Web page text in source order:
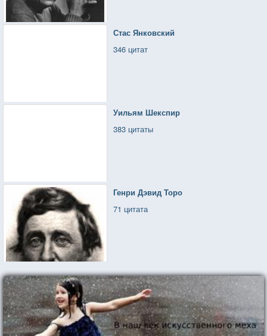
Стас Янковский
346 цитат
Уильям Шекспир
383 цитаты
Генри Дэвид Торо
71 цитата